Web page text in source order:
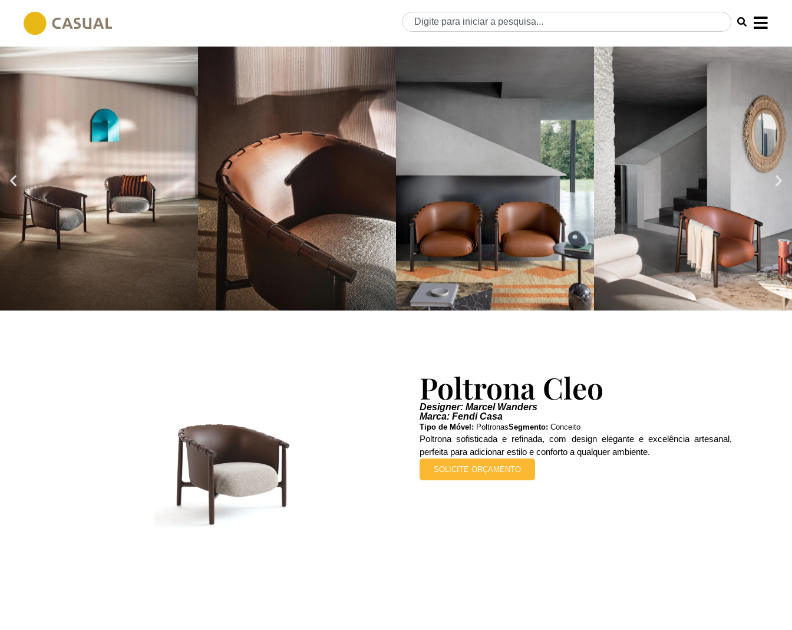
Poltrona Cleo
Designer: Marcel Wanders
Marca: Fendi Casa
Tipo de Móvel: PoltronasSegmento: Conceito
Poltrona sofisticada e refinada, com design elegante e excelência artesanal,
perfeita para adicionar estilo e conforto a qualquer ambiente.
SOLICITE ORÇAMENTO